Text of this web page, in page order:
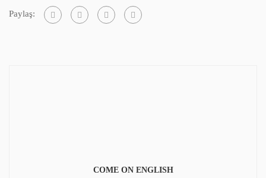
Paylaş:
COME ON ENGLISH